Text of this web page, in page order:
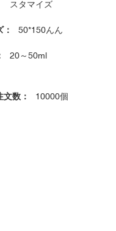
スタマイズ
50*150んん
20～50ml
文数： 10000個